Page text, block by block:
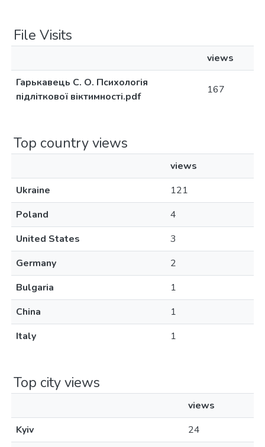
File Visits
views
Гарькавець С. О. Психологія
підліткової віктимності.pdf
167
Top country views
views
Ukraine
121
Poland
4
United States
3
Germany
2
Bulgaria
1
China
1
Italy
1
Top city views
views
Kyiv
24